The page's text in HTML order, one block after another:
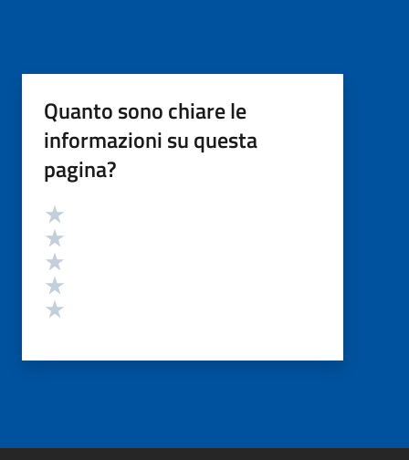
Quanto sono chiare le
informazioni su questa
pagina?
Valutazione